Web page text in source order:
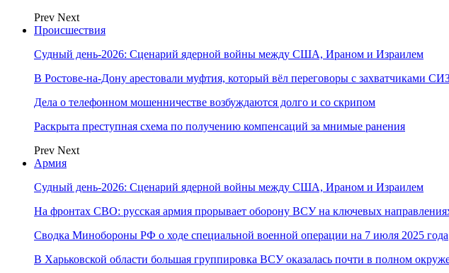
Prev Next
Происшествия
Судный день-2026: Сценарий ядерной войны между США, Ираном и Израилем
В Ростове-на-Дону арестовали муфтия, который вёл переговоры с захватчиками
Дела о телефонном мошенничестве возбуждаются долго и со скрипом
Раскрыта преступная схема по получению компенсаций за мнимые ранения
Prev Next
Армия
Судный день-2026: Сценарий ядерной войны между США, Ираном и Израилем
На фронтах СВО: русская армия прорывает оборону ВСУ на ключевых
Сводка Минобороны РФ о ходе специальной военной операции на 7 июля 2025 года
В Харьковской области большая группировка ВСУ оказалась почти в полном